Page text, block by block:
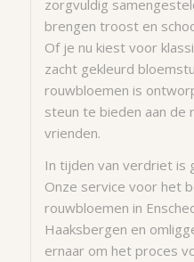
zorgvuldig
brengen troost en
Of je nu kiest voor
zacht gekleurd
rouwbloemen is
steun te bieden aan de
vrienden.
In tijden van verdriet is
Onze service voor het
rouwbloemen in
Haaksbergen en
ernaar om het proces